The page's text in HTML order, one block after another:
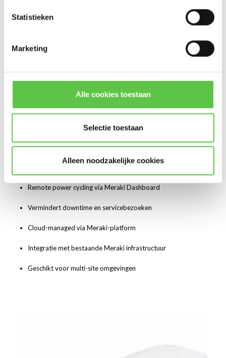
Statistieken
Marketing
Alle cookies toestaan
Selectie toestaan
Alleen noodzakelijke cookies
Netwerkkasten
Filialen met beperkte technische ondersteuning
beschikbaarheid van uw netwerk en minimaliseert u operationele
kosten.
Hoogtepunten
Remote power cycling via Meraki Dashboard
Vermindert downtime en servicebezoeken
Cloud-managed via Meraki-platform
Integratie met bestaande Meraki infrastructuur
Geschikt voor multi-site omgevingen